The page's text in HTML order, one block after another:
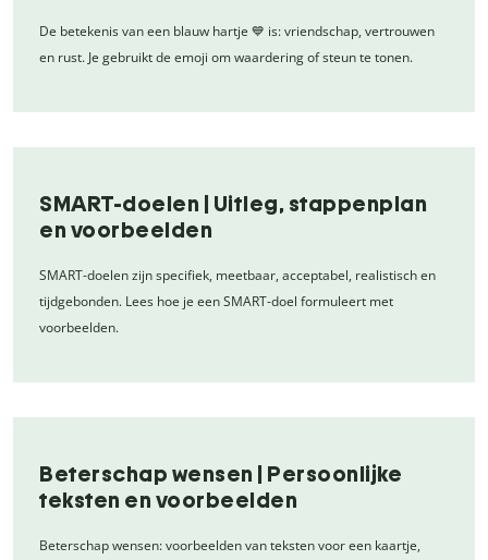
De betekenis van een blauw hartje 💙 is: vriendschap, vertrouwen
en rust. Je gebruikt de emoji om waardering of steun te tonen.
SMART-doelen | Uitleg, stappenplan
en voorbeelden
SMART-doelen zijn specifiek, meetbaar, acceptabel, realistisch en
tijdgebonden. Lees hoe je een SMART-doel formuleert met
voorbeelden.
Beterschap wensen | Persoonlijke
teksten en voorbeelden
Beterschap wensen: voorbeelden van teksten voor een kaartje,